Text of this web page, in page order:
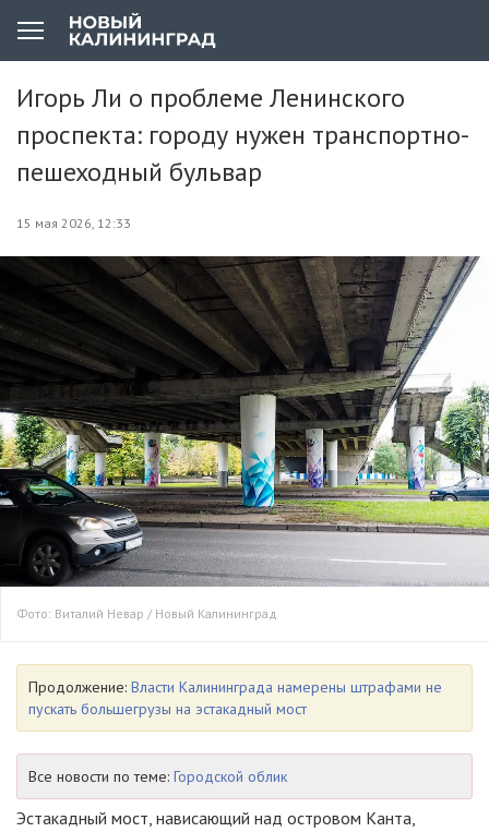
Игорь Ли о проблеме Ленинского
проспекта: городу нужен транспортно-
пешеходный бульвар
15 мая 2026, 12:33
Фото: Виталий Невар / Новый Калининград
Продолжение: Власти Калининграда намерены штрафами не
пускать большегрузы на эстакадный мост
Все новости по теме: Городской облик
Эстакадный мост, нависающий над островом Канта,